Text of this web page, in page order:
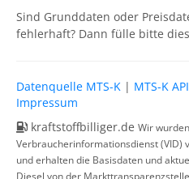
Sind Grunddaten oder
fehlerhaft? Dann fülle bitte
Datenquelle MTS-K | MTS-K API
Impressum
kraftstoffbilliger.de Wir
Verbraucherinformationsdienst (VID)
und erhalten die Basisdaten und
Diesel von der